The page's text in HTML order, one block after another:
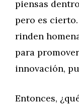
piensas
pero es
rinden
para
innovación,
Entonces,